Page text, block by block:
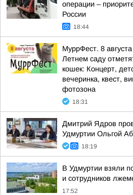
операции –
России
18:44
МуррФест. 8
Летнем саду
кошек: Концерт,
вечеринка, квест,
фотозона
18:31
Дмитрий Ядров
Удмуртии Ольгой
18:19
В Удмуртии взяли
и сотрудников
17:52